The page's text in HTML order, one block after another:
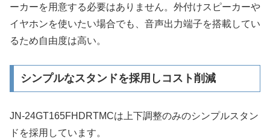
ーカーを用意する必要はありません。外付けスピーカーや
イヤホンを使いたい場合でも、音声出力端子を搭載してい
るため自由度は高い。
シンプルなスタンドを採用しコスト削減
JN-24GT165FHDRTMCは上下調整のみのシンプルスタン
ドを採用しています。